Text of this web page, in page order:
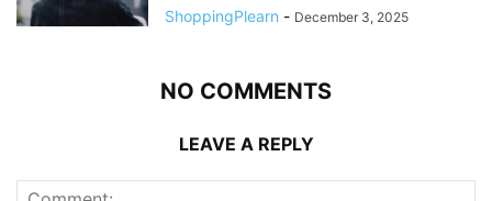
ShoppingPlearn - December 3, 2025
NO COMMENTS
LEAVE A REPLY